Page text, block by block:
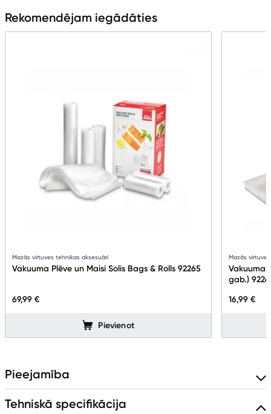
Mazās cepeškrāsnis
Mazās virtuves tehnikas aksesuāri
Klimata iekārtas
Apģērbu kopšana
Skaistumkopšana
Ražotāju atjaunota tehnika
Tehnikas izvešana
Rekomendējam iegādāties
Mazās virtuves tehnikas aksesuāri
Vakuuma Plēve un Maisi Solis Bags & Rolls 92265
69,99 €
Pievienot
Mazās
Vakuuma
gab.)
16,99 €
Pieejamība
Tehniskā specifikācija